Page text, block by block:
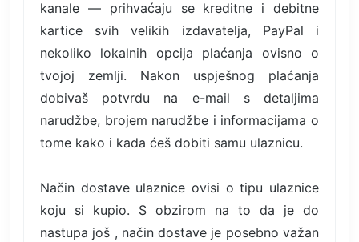
kanale — prihvaćaju se kreditne i debitne
kartice svih velikih izdavatelja, PayPal i
nekoliko lokalnih opcija plaćanja ovisno o
tvojoj zemlji. Nakon uspješnog plaćanja
dobivaš potvrdu na e-mail s detaljima
narudžbe, brojem narudžbe i informacijama o
tome kako i kada ćeš dobiti samu ulaznicu.
Način dostave ulaznice ovisi o tipu ulaznice
koju si kupio. S obzirom na to da je do
nastupa još , način dostave je posebno važan